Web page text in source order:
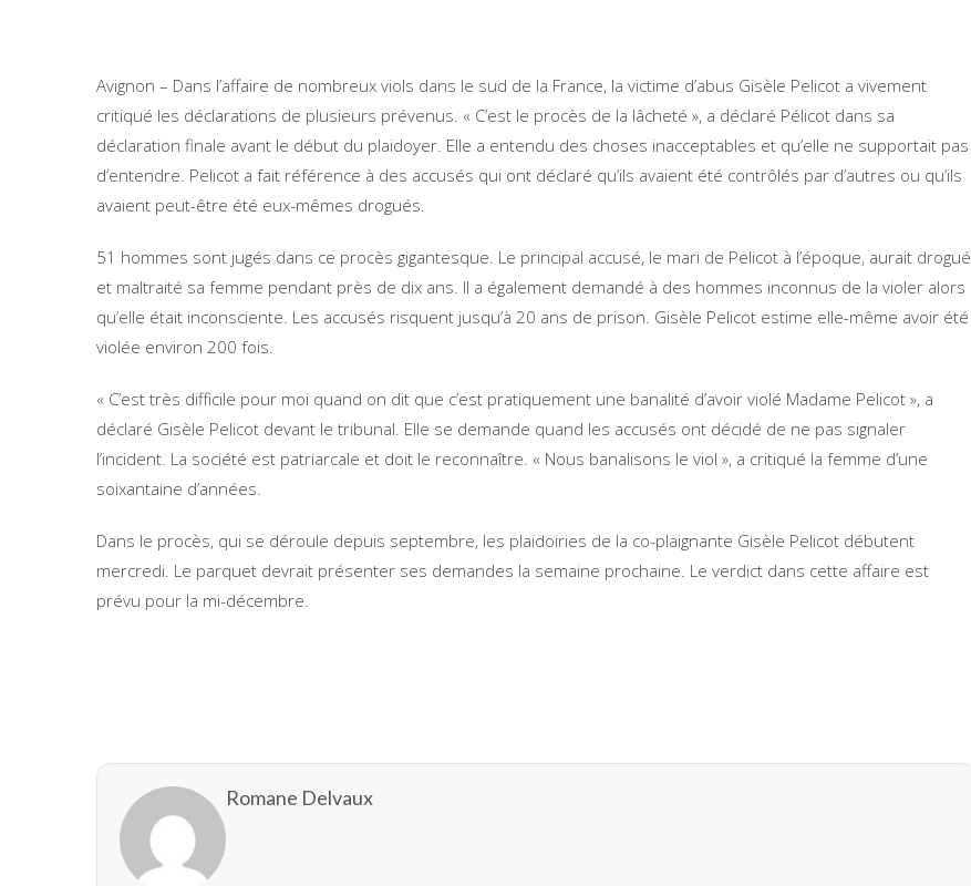
Avignon – Dans l’affaire de nombreux viols dans le sud de la France, la victime d’abus Gisèle Pelicot a vivement
critiqué les déclarations de plusieurs prévenus. « C’est le procès de la lâcheté », a déclaré Pélicot dans sa
déclaration finale avant le début du plaidoyer. Elle a entendu des choses inacceptables et qu’elle ne supportait pas
d’entendre. Pelicot a fait référence à des accusés qui ont déclaré qu’ils avaient été contrôlés par d’autres ou qu’ils
avaient peut-être été eux-mêmes drogués.
51 hommes sont jugés dans ce procès gigantesque. Le principal accusé, le mari de Pelicot à l’époque, aurait drogué
et maltraité sa femme pendant près de dix ans. Il a également demandé à des hommes inconnus de la violer alors
qu’elle était inconsciente. Les accusés risquent jusqu’à 20 ans de prison. Gisèle Pelicot estime elle-même avoir été
violée environ 200 fois.
« C’est très difficile pour moi quand on dit que c’est pratiquement une banalité d’avoir violé Madame Pelicot », a
déclaré Gisèle Pelicot devant le tribunal. Elle se demande quand les accusés ont décidé de ne pas signaler
l’incident. La société est patriarcale et doit le reconnaître. « Nous banalisons le viol », a critiqué la femme d’une
soixantaine d’années.
Dans le procès, qui se déroule depuis septembre, les plaidoiries de la co-plaignante Gisèle Pelicot débutent
mercredi. Le parquet devrait présenter ses demandes la semaine prochaine. Le verdict dans cette affaire est
prévu pour la mi-décembre.
Romane Delvaux